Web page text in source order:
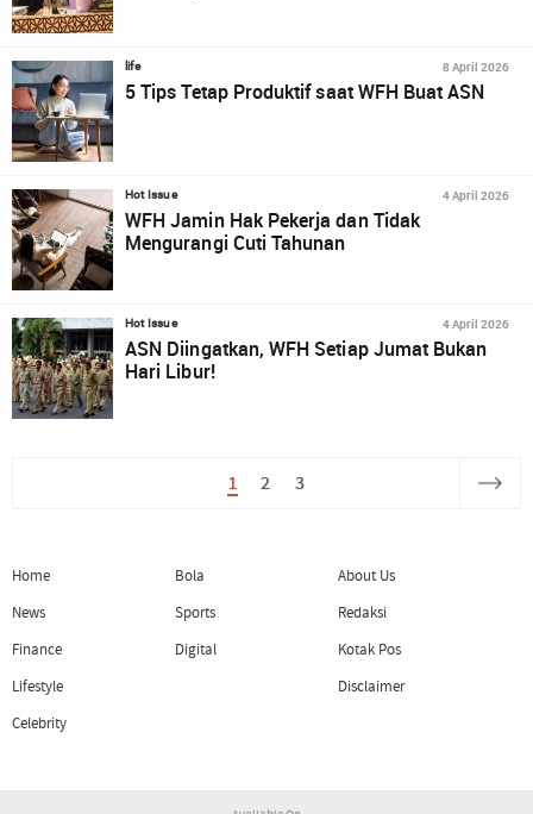
life 8 April 2026
5 Tips Tetap Produktif saat WFH Buat ASN
Hot Issue 4 April 2026
WFH Jamin Hak Pekerja dan Tidak
Mengurangi Cuti Tahunan
Hot Issue 4 April 2026
ASN Diingatkan, WFH Setiap Jumat Bukan
Hari Libur!
1 2 3
Home
News
Finance
Lifestyle
Celebrity
Bola
Sports
Digital
About Us
Redaksi
Kotak Pos
Disclaimer